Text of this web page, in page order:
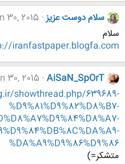
سلام دوست عزیز 30, 2015
سلام
iranfastpaper.blogfa.com/
AiSaN_SpOrT
30, 2015
showthread.php/639689-
%D9%81%D9%82%D8%B7-
%DA%A9%D9%86%D9%86
متشکر=)